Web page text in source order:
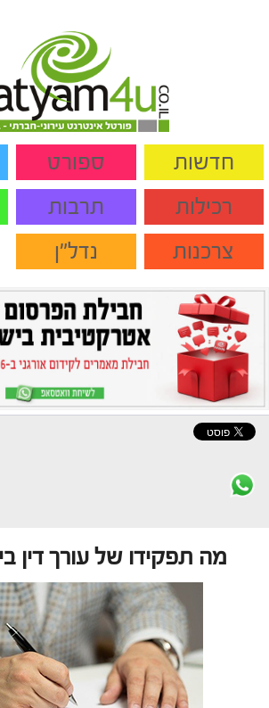
חדשות ספורט
רכילות
תרבות
צרכנות
נדל"ן
מה תפקידו של עורך דין